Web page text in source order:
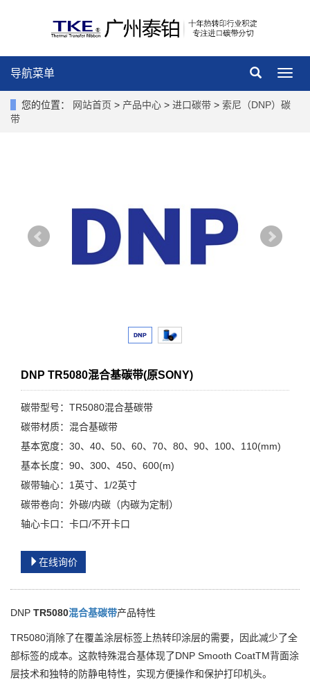
导
航
菜
导航菜单
您的位置： 网站首页 > 产品中心 > 进口碳带 > 索尼（DNP）碳
带
DNP TR5080混合基碳带(原SONY)
碳带型号：TR5080混合基碳带
碳带材质：混合基碳带
基本宽度：30、40、50、60、70、80、90、100、110(mm)
基本长度：90、300、450、600(m)
碳带轴心：1英寸、1/2英寸
碳带卷向：外碳/内碳（内碳为定制）
轴心卡口：卡口/不开卡口
在线询价
DNP TR5080混合基碳带产品特性
TR5080消除了在覆盖涂层标签上热转印涂层的需要，因此减少了全
部标签的成本。这款特殊混合基体现了DNP Smooth CoatTM背面涂
层技术和独特的防静电特性，实现方便操作和保护打印机头。